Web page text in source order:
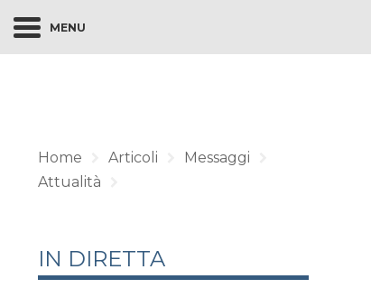
MENU
Home Articoli
Messaggi
Attualità
IN DIRETTA